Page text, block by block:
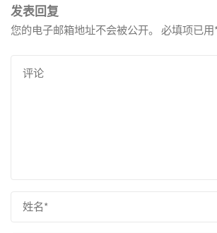
发表回复
您的电子邮箱地址不会被公开。 必填项已用